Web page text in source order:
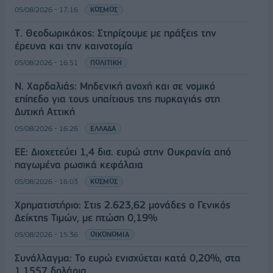
05/08/2026 - 17:16 ΚΟΣΜΟΣ
Τ. Θεοδωρικάκος: Στηρίζουμε με πράξεις την
έρευνα και την καινοτομία
05/08/2026 - 16:51 ΠΟΛΙΤΙΚΗ
Ν. Χαρδαλιάς: Μηδενική ανοχή και σε νομικό
επίπεδο για τους υπαίτιους της πυρκαγιάς στη
Δυτική Αττική
05/08/2026 - 16:26 ΕΛΛΑΔΑ
ΕΕ: Διοχετεύει 1,4 δισ. ευρώ στην Ουκρανία από
παγωμένα ρωσικά κεφάλαια
05/08/2026 - 16:03 ΚΟΣΜΟΣ
Χρηματιστήριο: Στις 2.623,62 μονάδες ο Γενικός
Δείκτης Τιμών, με πτώση 0,19%
05/08/2026 - 15:36 ΟΙΚΟΝΟΜΙΑ
Συνάλλαγμα: Το ευρώ ενισχύεται κατά 0,20%, στα